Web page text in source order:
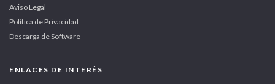
Aviso Legal
Política de Privacidad
Descarga de Software
ENLACES DE INTERÉS